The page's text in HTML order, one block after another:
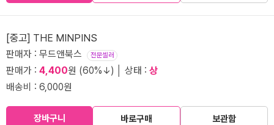
[중고] THE MINPINS
판매자 : 무드앤북스 전문셀러
판매가 : 4,400원 (60%↓) │ 상태 : 상
배송비 : 6,000원
장바구니 바로구매 보관함